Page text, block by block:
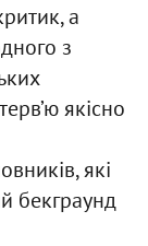
а
з
якісно
які
бекграунд